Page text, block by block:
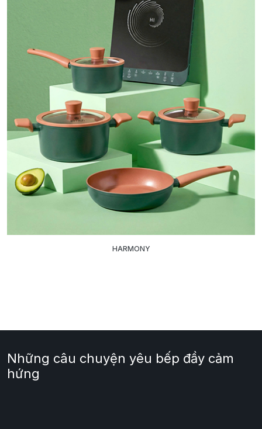
HARMONY
Những câu chuyện yêu bếp đầy cảm
hứng